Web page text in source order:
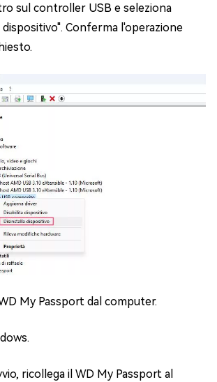
sul controller USB e seleziona
dispositivo". Conferma l'operazione
My Passport dal computer.
ricollega il WD My Passport al